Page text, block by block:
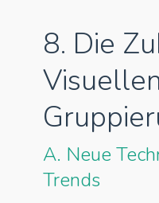
8. Die
A. Neue
Trends